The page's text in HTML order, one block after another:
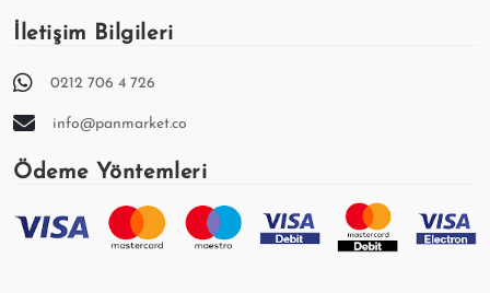
İletişim Bilgileri
0212 706 4 726
info@panmarket.co
Ödeme Yöntemleri